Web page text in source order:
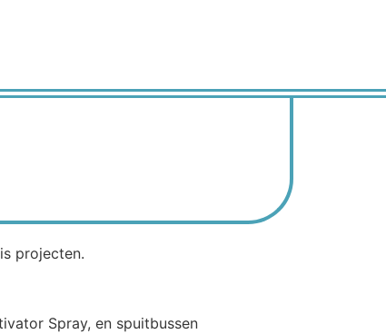
projecten.
Spray, en spuitbussen